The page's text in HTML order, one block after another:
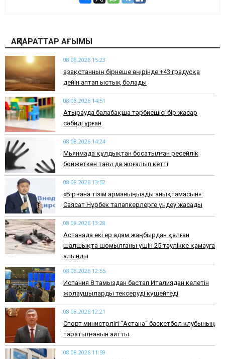
АҚПАРАТТАР АҒЫМЫ
08.08.2026 15:23
Қазақстанның бірнеше өңірінде +43 градусқа
дейін аптап ыстық болады
08.08.2026 14:51
Атырауда балабақша тәрбиешісі бір жасар
сәбиді ұрған
08.08.2026 14:24
Мьянмада құлдықтан босатылған ресейлік
бойжеткен тағы да жоғалып кетті
08.08.2026 13:52
«Бір ғана тізім арманыңызды анықтамасын»:
Саясат Нұрбек талапкерлерге үндеу жасады
08.08.2026 13:28
Астанада екі ер адам жаңбырдан қалған
шалшықта шомылғаны үшін 25 тәулікке қамауға
алынды
08.08.2026 12:55
Испания 8 тамыздан бастап Италиядан келетін
жолаушыларды тексеруді күшейтеді
08.08.2026 12:21
Спорт министрлігі “Астана“ баскетбол клубының
таратылғанын айтты
08.08.2026 11:59